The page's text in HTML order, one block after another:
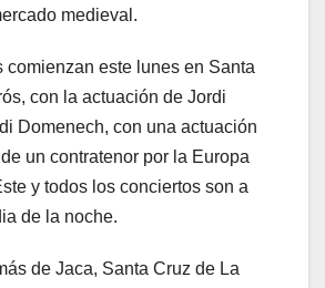
medieval.
comienzan este lunes en Santa
con la actuación de Jordi
Domenech, con una actuación
un contratenor por la Europa
y todos los conciertos son a
de la noche.
de Jaca, Santa Cruz de La